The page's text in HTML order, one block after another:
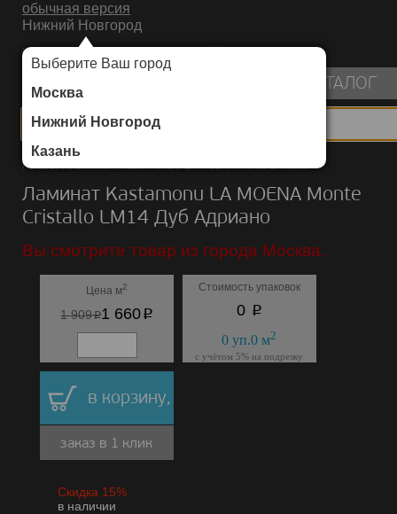
обычная версия
Нижний Новгород
Выберите Ваш город
Москва
Нижний Новгород
Казань
ИНТЕРНЕТ-МАГАЗИН НАПОЛЬНЫХ ПОКРЫТИЙ
КАТАЛОГ
Каталог/Ламинат/Kastamonu/LA MOENA Monte Cristallo
Ламинат Kastamonu LA MOENA Monte
Cristallo LM14 Дуб Адриано
Вы смотрите товар из города Москва.
Цена м2
1 909p1 660p
Стоимость упаковок
0 p
0 уп.0 м2
с учётом 5% на подрезку
в корзину,
заказ в 1 клик
Скидка 15%
в наличии